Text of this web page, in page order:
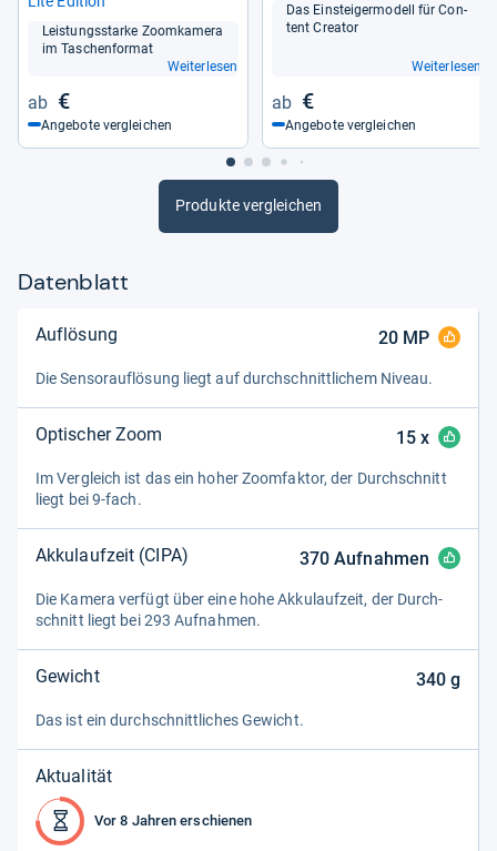
Leis­tungs­starke Zoom­ka­mera
im Taschen­for­mat
Weiterlesen
€
Angebote vergleichen
Das Ein­stei­ger­mo­dell für Con­
tent Crea­tor
Weiterlesen
€
Angebote vergleichen
Produkte vergleichen
Datenblatt
Auflösung 20MP
Die Sen­sorauf­lö­sung liegt auf durch­schnitt­li­chem Niveau.
Optischer Zoom 15x
Im Ver­gleich ist das ein hoher Zoom­fak­tor, der Durch­schnitt
liegt bei 9-​fach.
Akkulaufzeit (CIPA) 370 Aufnahmen
Die Kamera ver­fügt über eine hohe Akku­lauf­zeit, der Durch­
schnitt liegt bei 293 Auf­nah­men.
Gewicht 340g
Das ist ein durch­schnitt­li­ches Gewicht.
Aktualität
Vor 8 Jahren erschienen